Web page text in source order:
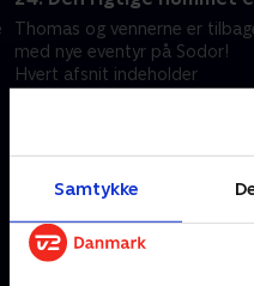
Samtykke
Thomas og vennerne er
med nye eventyr på Sodor!
Hvert afsnit indeholder